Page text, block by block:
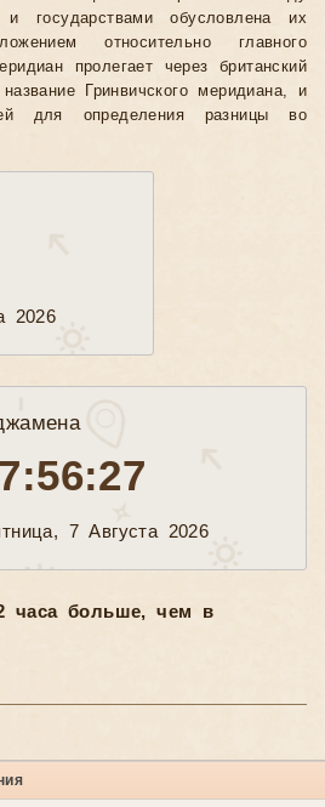
и государствами обусловлена их
относительно главного
пролегает через британский
Гринвичского меридиана, и
для определения разницы во
2026
7 Августа 2026
часа больше, чем в